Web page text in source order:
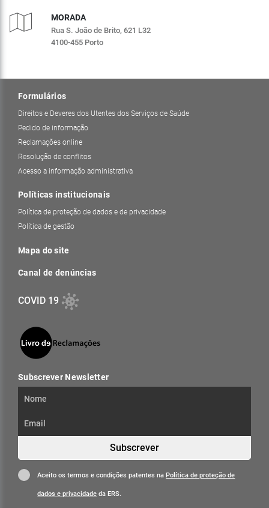
MORADA
Rua S. João de Brito, 621 L32
4100-455 Porto
Formulários
Direitos e Deveres dos Utentes dos Serviços de Saúde
Pedido de informação
Reclamações online
Resolução de conflitos
Acesso a informação administrativa
Políticas institucionais
Política de proteção de dados e de privacidade
Política de gestão
Mapa do site
Canal de denúncias
COVID 19
Subscrever Newsletter
Subscrever
Aceito os termos e condições patentes naPolítica de proteção de
dados e privacidade da ERS.